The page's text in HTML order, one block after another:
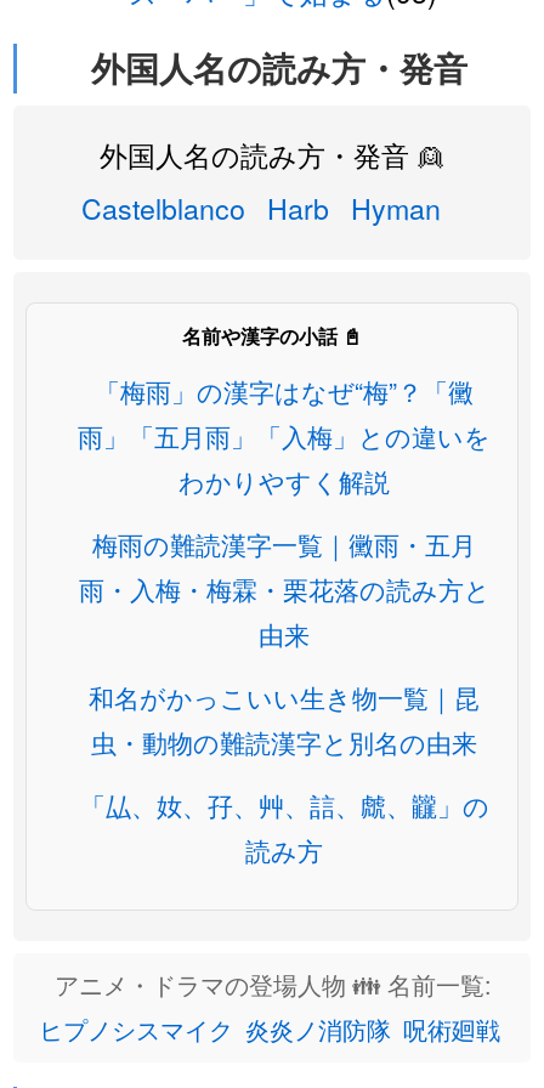
外国人名の読み方・発音
外国人名の読み方・発音 👱
Castelblanco
Harb Hyman
名前や漢字の小話 📓
「梅雨」の漢字はなぜ“梅”？「黴
雨」「五月雨」「入梅」との違いを
わかりやすく解説
梅雨の難読漢字一覧｜黴雨・五月
雨・入梅・梅霖・栗花落の読み方と
由来
和名がかっこいい生き物一覧｜昆
虫・動物の難読漢字と別名の由来
「厸、奻、孖、艸、誩、虤、龖」の
読み方
アニメ・ドラマの登場人物 👪 名前一覧:
ヒプノシスマイク 炎炎ノ消防隊 呪術廻戦